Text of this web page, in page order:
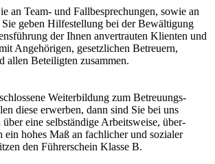
an Team- und Fallbesprechungen, sowie an
geben Hilfestellung bei der Bewältigung
der Ihnen anvertrauten Klienten und
Angehörigen, gesetzlichen Betreu­ern,
allen Beteiligten zusammen.
Weiter­bildung zum Betreuungs­
diese erwerben, dann sind Sie bei uns
eine selbständige Arbeitsweise, über­
ein hohes Maß an fachlicher und sozialer
den Führer­schein Klasse B.